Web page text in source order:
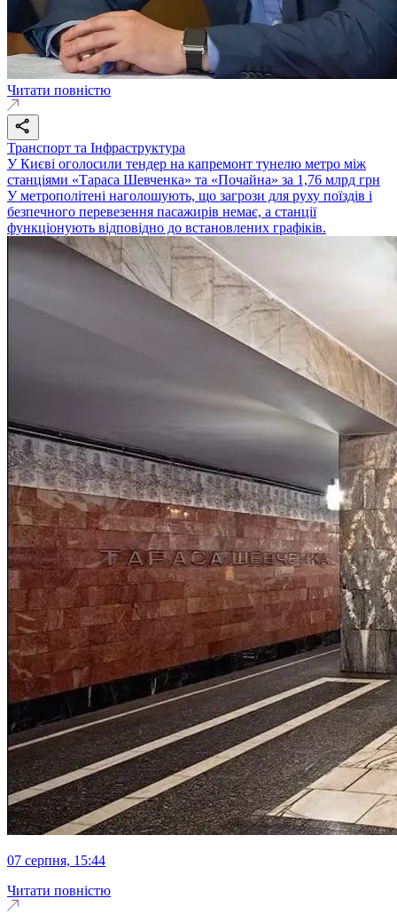
Читати повністю
Транспорт та Інфраструктура
У Києві оголосили тендер на капремонт тунелю метро між
станціями «Тараса Шевченка» та «Почайна» за 1,76 млрд грн
У метрополітені наголошують, що загрози для руху поїздів і
безпечного перевезення пасажирів немає, а станції
функціонують відповідно до встановлених графіків.
07 серпня, 15:44
Читати повністю